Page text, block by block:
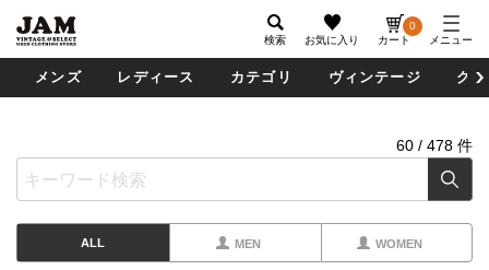
検索 お気に入り カート
0
メニュー
メンズ レディース カテゴリ ヴィンテージ グ
60 / 478 件
ALL MEN WOMEN